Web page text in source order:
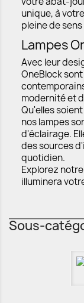
unique, à
pleine de sens
Lampes
Avec leur
OneBlock
modernité et
Qu'elles
nos lampes
d'éclairage.
des sources
quotidien.
Explorez
illuminera
Sous-